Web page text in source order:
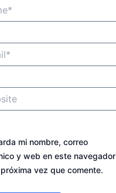
mi nombre, correo
y web en este navegador
vez que comente.